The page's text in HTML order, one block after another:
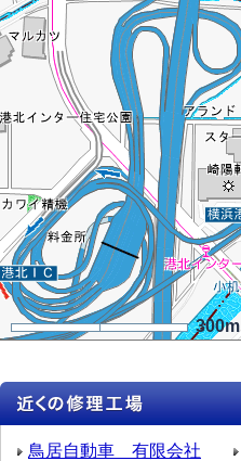
300m
鳥居自動車 有限会社